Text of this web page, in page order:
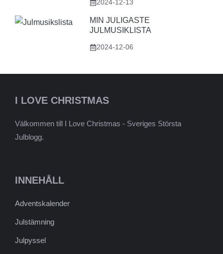
2024-12-13
MIN JULIGASTE
JULMUSIKLISTA
2024-12-06
I LOVE CHRISTMAS
Välkommen till I Love Christmas - Sveriges Största
Julblogg.
INNEHÅLL
Adventskalender
Julstämning
Julpyssel